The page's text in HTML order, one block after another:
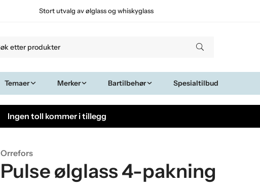
Stort utvalg av ølglass og whiskyglass
Temaer Merker Bartilbehør Spesialtilbud
Ingen toll kommer i tillegg
Orrefors
Pulse ølglass 4-pakning